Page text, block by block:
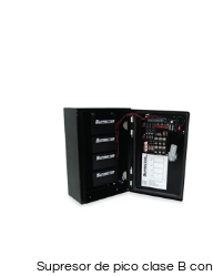
Supresor de pico clase B con